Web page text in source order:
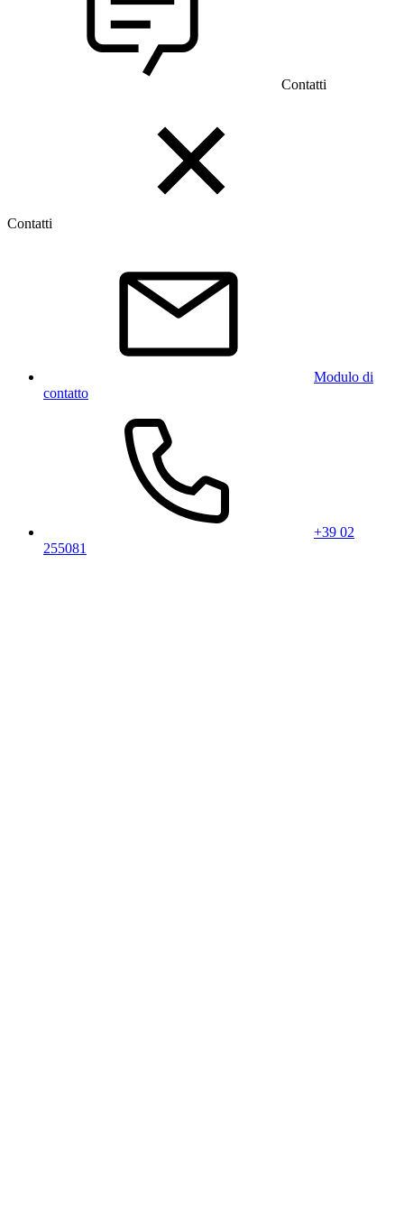
Contatti
Contatti
Modulo di
contatto
+39 02
255081